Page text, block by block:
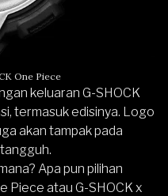
One Piece
keluaran G-SHOCK
termasuk edisinya. Logo
akan tampak pada
Apa pun pilihan
Piece atau G-SHOCK x